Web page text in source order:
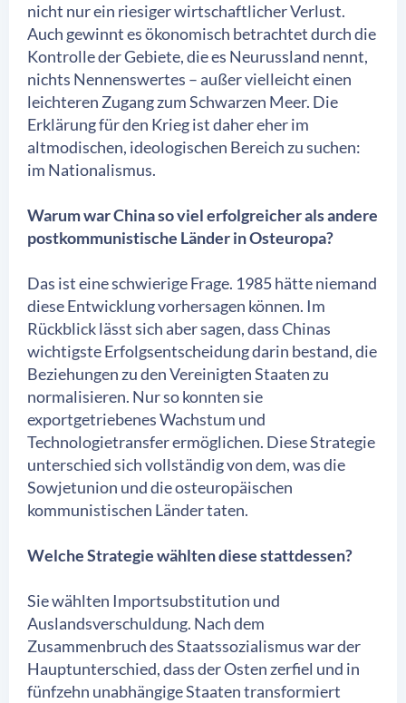
nicht nur ein riesiger wirtschaftlicher Verlust.
Auch gewinnt es ökonomisch betrachtet durch die
Kontrolle der Gebiete, die es Neurussland nennt,
nichts Nennenswertes – außer vielleicht einen
leichteren Zugang zum Schwarzen Meer. Die
Erklärung für den Krieg ist daher eher im
altmodischen, ideologischen Bereich zu suchen:
im Nationalismus.
Warum war China so viel erfolgreicher als andere
postkommunistische Länder in Osteuropa?
Das ist eine schwierige Frage. 1985 hätte niemand
diese Entwicklung vorhersagen können. Im
Rückblick lässt sich aber sagen, dass Chinas
wichtigste Erfolgsentscheidung darin bestand, die
Beziehungen zu den Vereinigten Staaten zu
normalisieren. Nur so konnten sie
exportgetriebenes Wachstum und
Technologietransfer ermöglichen. Diese Strategie
unterschied sich vollständig von dem, was die
Sowjetunion und die osteuropäischen
kommunistischen Länder taten.
Welche Strategie wählten diese stattdessen?
Sie wählten Importsubstitution und
Auslandsverschuldung. Nach dem
Zusammenbruch des Staatssozialismus war der
Hauptunterschied, dass der Osten zerfiel und in
fünfzehn unabhängige Staaten transformiert